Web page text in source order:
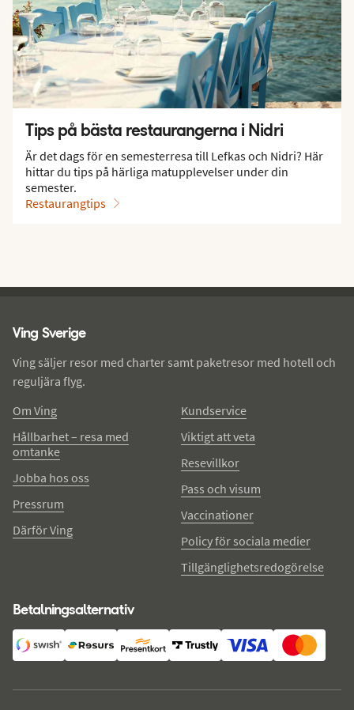
Tips på bästa restaurangerna i Nidri
Är det dags för en semesterresa till Lefkas och Nidri? Här
hittar du tips på härliga matupplevelser under din
semester.
Restaurangtips
Ving Sverige
Ving säljer resor med charter samt paketresor med hotell och
reguljära flyg.
Om Ving
Hållbarhet – resa med
omtanke
Jobba hos oss
Pressrum
Därför Ving
Kundservice
Viktigt att veta
Resevillkor
Pass och visum
Vaccinationer
Policy för sociala medier
Tillgänglighetsredogörelse
Betalningsalternativ